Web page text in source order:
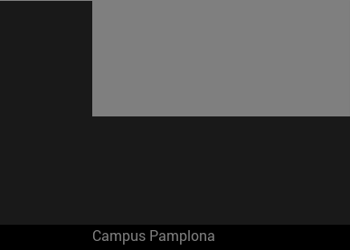
Campus Pamplona